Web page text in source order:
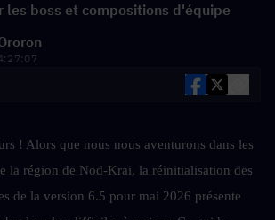
les boss et compositions d'équipe
! Alors que nous nous aventurons dans les
la région de Nod-Krai, la réinitialisation des
de la version 6.5 pour mai 2026 présente